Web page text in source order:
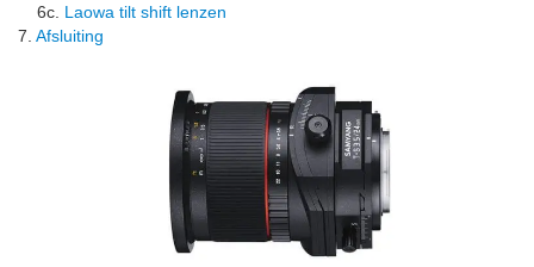
6c. Laowa tilt shift lenzen
7. Afsluiting